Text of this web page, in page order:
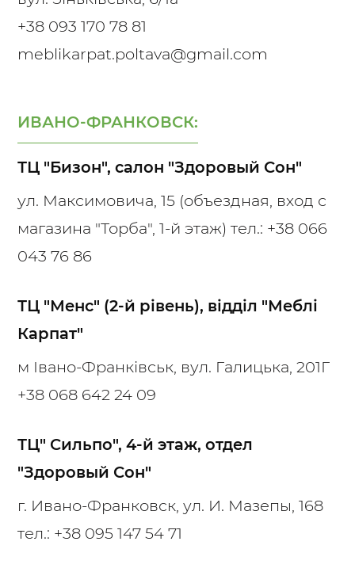
+38 093 170 78 81
meblikarpat.poltava@gmail.com
ИВАНО-ФРАНКОВСК:
ТЦ "Бизон", салон "Здоровый Сон"
ул. Максимовича, 15 (объездная, вход с
магазина "Торба", 1-й этаж) тел.: +38 066
043 76 86
ТЦ "Менс" (2-й рівень), відділ "Меблі
Карпат"
м Івано-Франківськ, вул. Галицька, 201Г
+38 068 642 24 09
ТЦ" Сильпо", 4-й этаж, отдел
"Здоровый Сон"
г. Ивано-Франковск, ул. И. Мазепы, 168
тел.: +38 095 147 54 71